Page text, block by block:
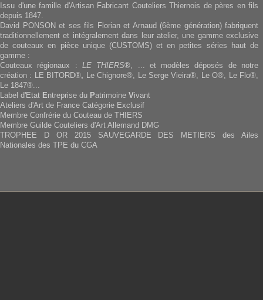
Issu d'une famille d'Artisan Fabricant Couteliers Thiernois de pères en fils
depuis 1847.
David PONSON et ses fils Florian et Arnaud (6ème génération) fabriquent
traditionnellement et intégralement dans leur atelier, une gamme exclusive
de couteaux en pièce unique (CUSTOMS) et en petites séries haut de
gamme :
Couteaux régionaux : LE THIERS®, ... et modèles déposés de notre
création : LE BITORD®, Le Chignore®, Le Serge Vieira®, Le O®, Le Flo®,
Le 1847®...
Label d'Etat Entreprise du Patrimoine Vivant
Ateliers d'Art de France Catégorie Exclusif
Membre Confrérie du Couteau de THIERS
Membre Guilde Couteliers d'Art Allemand DMG
TROPHEE D OR 2015 SAUVEGARDE DES METIERS des Ailes
Nationales des TPE du CGA